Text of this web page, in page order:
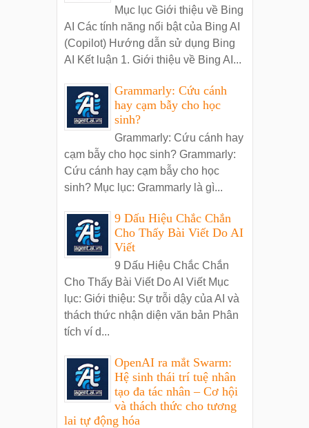
Mục lục Giới thiệu về Bing
AI Các tính năng nổi bật của Bing AI
(Copilot) Hướng dẫn sử dụng Bing
AI Kết luận 1. Giới thiệu về Bing AI...
Grammarly: Cứu cánh
hay cạm bẫy cho học
sinh?
Grammarly: Cứu cánh hay
cạm bẫy cho học sinh? Grammarly:
Cứu cánh hay cạm bẫy cho học
sinh? Mục lục: Grammarly là gì...
9 Dấu Hiệu Chắc Chắn
Cho Thấy Bài Viết Do AI
Viết
9 Dấu Hiệu Chắc Chắn
Cho Thấy Bài Viết Do AI Viết Mục
lục: Giới thiệu: Sự trỗi dậy của AI và
thách thức nhận diện văn bản Phân
tích ví d...
OpenAI ra mắt Swarm:
Hệ sinh thái trí tuệ nhân
tạo đa tác nhân – Cơ hội
và thách thức cho tương
lai tự động hóa